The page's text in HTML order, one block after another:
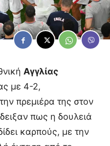
Αγγλίας
με 4-2,
πρεμιέρα της στον
πως η δουλειά
καρπούς, με την